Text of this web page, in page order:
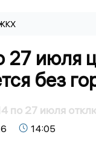
27 июля
без
по 27 июля
14:05